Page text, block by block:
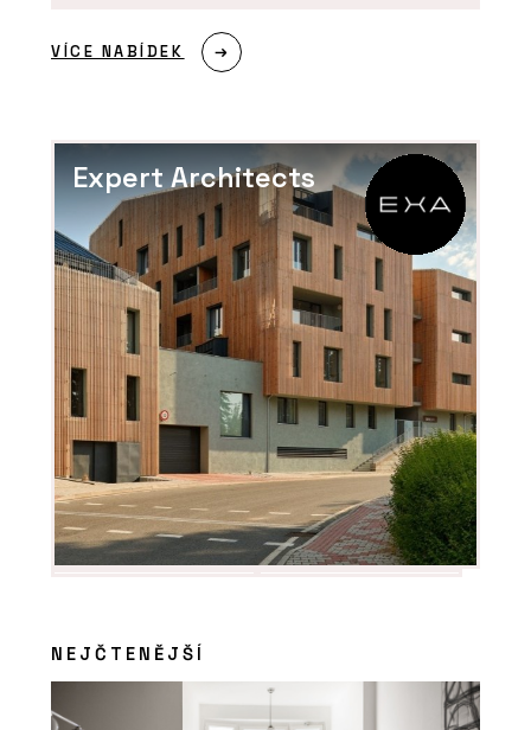
VÍCE NABÍDEK
Expert Architects
NEJČTENĚJŠÍ